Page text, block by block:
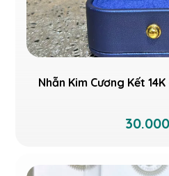
Nhẫn Kim Cương Kết